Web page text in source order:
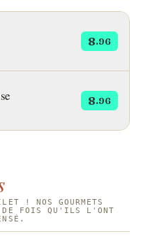
8.96
8.96
! NOS GOURMETS
DE FOIS QU'ILS L'ONT